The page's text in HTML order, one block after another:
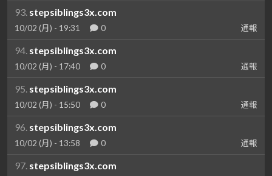
93. stepsiblings3x.com
10/02 (月) - 19:31 0 通報
94. stepsiblings3x.com
10/02 (月) - 17:40 0 通報
95. stepsiblings3x.com
10/02 (月) - 15:50 0 通報
96. stepsiblings3x.com
10/02 (月) - 13:58 0 通報
97. stepsiblings3x.com